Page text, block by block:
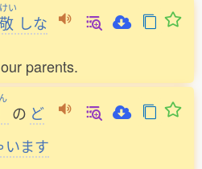
い
しな
parents.
の ど
います